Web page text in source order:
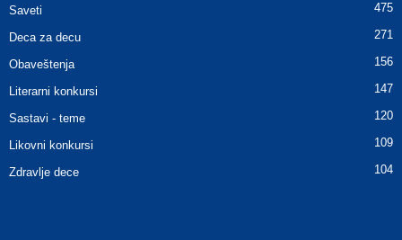
Saveti 475
Deca za decu 271
Obaveštenja 156
Literarni konkursi 147
Sastavi - teme 120
Likovni konkursi 109
Zdravlje dece 104